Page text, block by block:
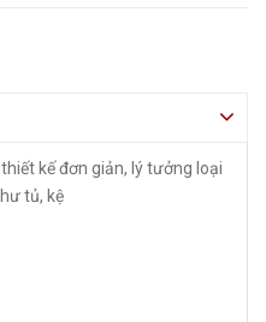
kế đơn giản, lý tưởng loại
tủ, kệ